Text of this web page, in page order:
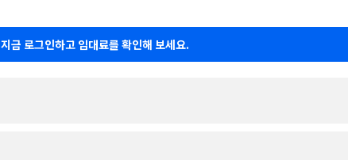
지금 로그인하고 임대료를 확인해 보세요.